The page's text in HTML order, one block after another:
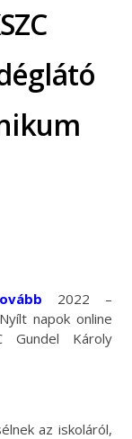
2022 –
napok online
Gundel Károly
az iskoláról,